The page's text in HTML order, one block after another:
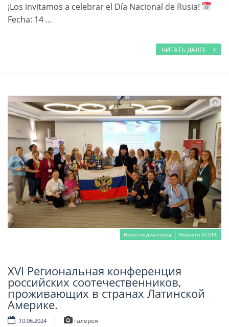
¡Los invitamos a celebrar el Día Nacional de Rusia!
Fecha: 14 …
ЧИТАТЬ ДАЛЕЕ
Новости диаспоры Новости КСОРС
Читать далее
XVI Региональная конференция
российских соотечественников,
проживающих в странах Латинской
Америке.
10.06.2024 галерея